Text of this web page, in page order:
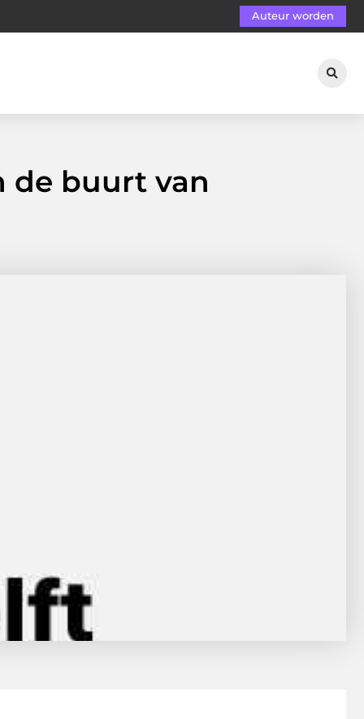
Auteur worden
de buurt van